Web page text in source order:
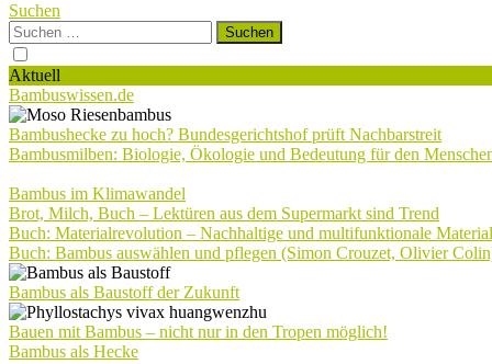
Suchen
Suchen
nach:
Aktuell
Bambuswissen.de
Bambushecke zu hoch? Bundesgerichtshof prüft Nachbarstreit
Bambusmilben: Biologie, Ökologie und Bedeutung für den
Bambus im Klimawandel
Brot, Milch, Buch – Lektüren aus dem Supermarkt sind Trend
Buch: Materialrevolution – Nachhaltige und multifunktionale
Buch: Bambus auswählen und pflegen (Simon Crouzet, Olivier
Bambus als Baustoff der Zukunft
Bauen mit Bambus – nicht nur in den Tropen möglich!
Bambus als Hecke